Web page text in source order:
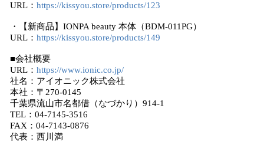
URL： https://kissyou.store/products/123
・【新商品】IONPA beauty 本体（BDM-011PG）
URL： https://kissyou.store/products/149
■会社概要
URL： https://www.ionic.co.jp/
社名：アイオニック株式会社
本社：〒270-0145
千葉県流山市名都借（なづかり）914-1
TEL：04-7145-3516
FAX：04-7143-0876
代表：西川満